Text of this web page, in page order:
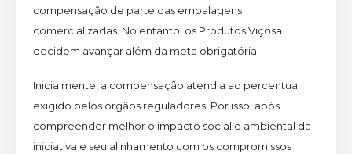
compensação de parte das embalagens
comercializadas. No entanto, os Produtos Viçosa
decidem avançar além da meta obrigatória.
Inicialmente, a compensação atendia ao percentual
exigido pelos órgãos reguladores. Por isso, após
compreender melhor o impacto social e ambiental da
iniciativa e seu alinhamento com os compromissos